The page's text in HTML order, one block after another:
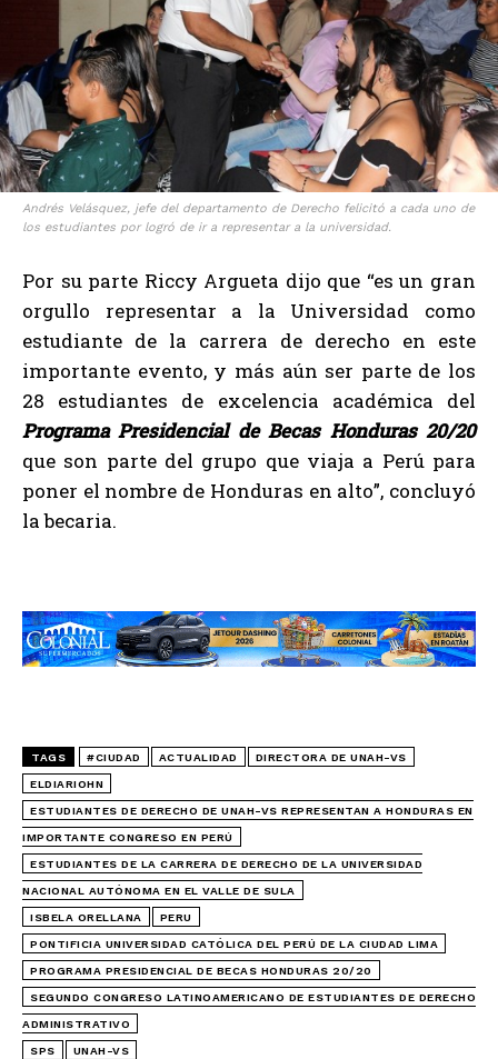
Andrés Velásquez, jefe del departamento de Derecho felicitó a cada uno de
los estudiantes por logró de ir a representar a la universidad.
Por su parte Riccy Argueta dijo que “es un gran
orgullo representar a la Universidad como
estudiante de la carrera de derecho en este
importante evento, y más aún ser parte de los
28 estudiantes de excelencia académica del
Programa Presidencial de Becas Honduras 20/20
que son parte del grupo que viaja a Perú para
poner el nombre de Honduras en alto”, concluyó
la becaria.
TAGS #CIUDAD ACTUALIDAD DIRECTORA DE UNAH-VS
ELDIARIOHN
ESTUDIANTES DE DERECHO DE UNAH-VS REPRESENTAN A HONDURAS EN
IMPORTANTE CONGRESO EN PERÚ
ESTUDIANTES DE LA CARRERA DE DERECHO DE LA UNIVERSIDAD
NACIONAL AUTÓNOMA EN EL VALLE DE SULA
ISBELA ORELLANA PERU
PONTIFICIA UNIVERSIDAD CATÓLICA DEL PERÚ DE LA CIUDAD LIMA
PROGRAMA PRESIDENCIAL DE BECAS HONDURAS 20/20
SEGUNDO CONGRESO LATINOAMERICANO DE ESTUDIANTES DE DERECHO
ADMINISTRATIVO
SPS UNAH-VS